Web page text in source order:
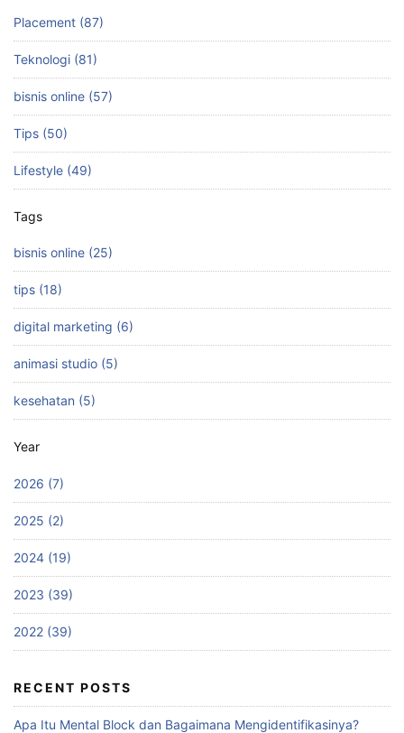
Placement (87)
Teknologi (81)
bisnis online (57)
Tips (50)
Lifestyle (49)
Tags
bisnis online (25)
tips (18)
digital marketing (6)
animasi studio (5)
kesehatan (5)
Year
2026 (7)
2025 (2)
2024 (19)
2023 (39)
2022 (39)
RECENT POSTS
Apa Itu Mental Block dan Bagaimana Mengidentifikasinya?